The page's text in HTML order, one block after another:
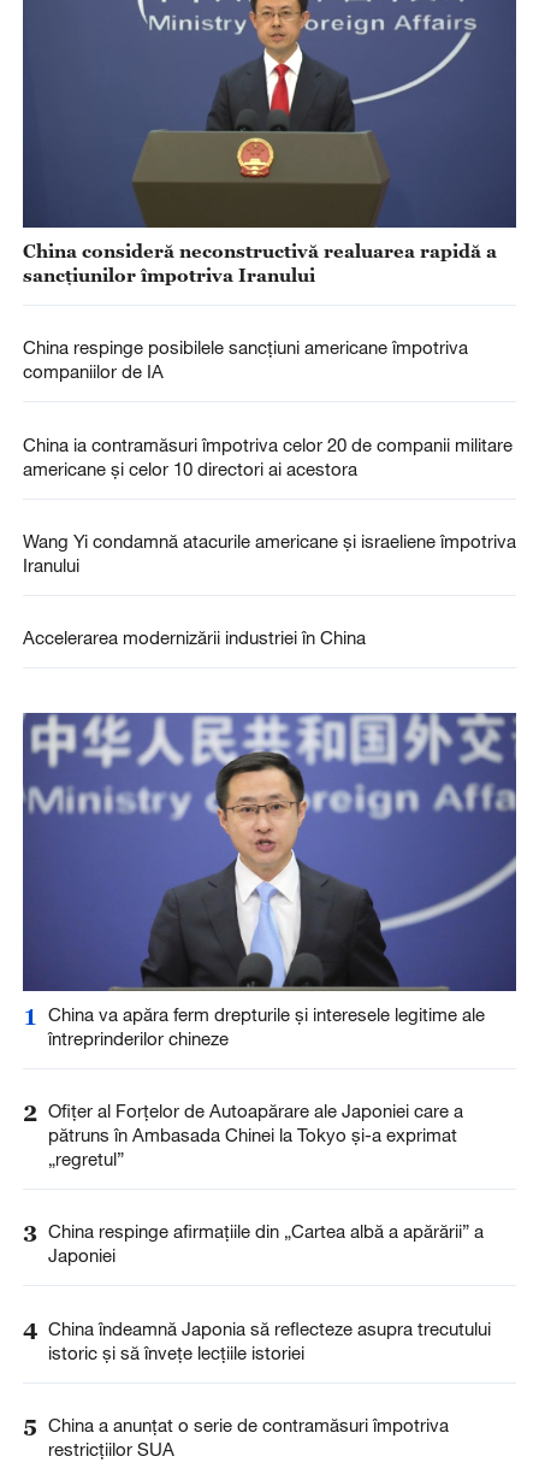
China consideră neconstructivă realuarea rapidă a
sancțiunilor împotriva Iranului
China respinge posibilele sancțiuni americane împotriva
companiilor de IA
China ia contramăsuri împotriva celor 20 de companii militare
americane și celor 10 directori ai acestora
Wang Yi condamnă atacurile americane și israeliene împotriva
Iranului
Accelerarea modernizării industriei în China
1
China va apăra ferm drepturile și interesele legitime ale
întreprinderilor chineze
2 Ofițer al Forțelor de Autoapărare ale Japoniei care a
pătruns în Ambasada Chinei la Tokyo și-a exprimat
„regretul”
3 China respinge afirmațiile din „Cartea albă a apărării” a
Japoniei
4 China îndeamnă Japonia să reflecteze asupra trecutului
istoric și să învețe lecțiile istoriei
5 China a anunţat o serie de contramăsuri împotriva
restricţiilor SUA